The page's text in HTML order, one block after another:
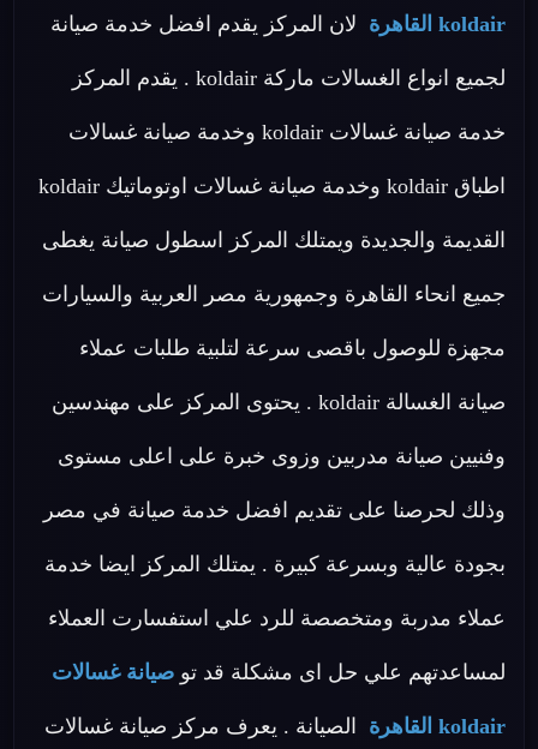
koldair القاهرة لان المركز يقدم افضل خدمة صيانة
لجميع انواع الغسالات ماركة koldair . يقدم المركز
خدمة صيانة غسالات koldair وخدمة صيانة غسالات
اطباق koldair وخدمة صيانة غسالات اوتوماتيك koldair
القديمة والجديدة ويمتلك المركز اسطول صيانة يغطى
جميع انحاء القاهرة وجمهورية مصر العربية والسيارات
مجهزة للوصول باقصى سرعة لتلبية طلبات عملاء
صيانة الغسالة koldair . يحتوى المركز على مهندسين
وفنيين صيانة مدربين وزوى خبرة على اعلى مستوى
وذلك لحرصنا على تقديم افضل خدمة صيانة في مصر
بجودة عالية وبسرعة كبيرة . يمتلك المركز ايضا خدمة
عملاء مدربة ومتخصصة للرد علي استفسارت العملاء
لمساعدتهم علي حل اى مشكلة قد تو صيانة غسالات
koldair القاهرة الصيانة . يعرف مركز صيانة غسالات